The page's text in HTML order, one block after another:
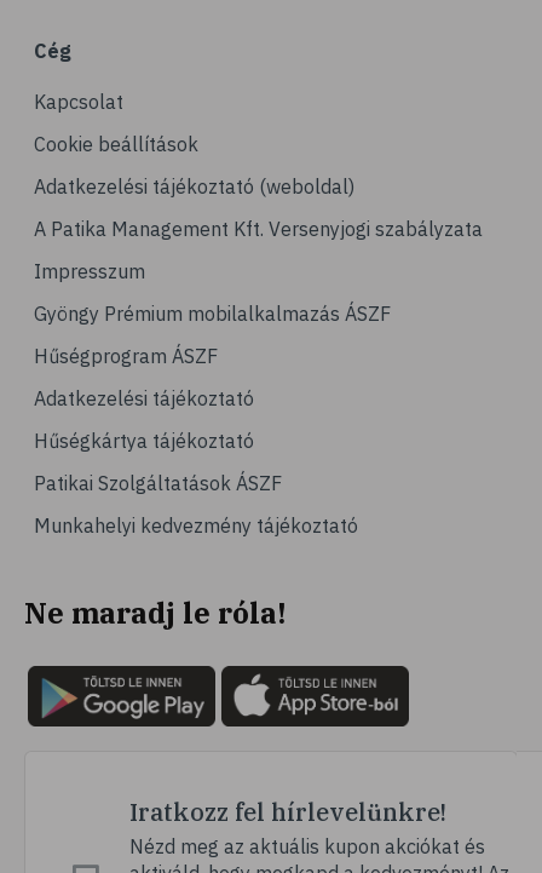
# edzés
# fizikai aktivitás
# gyorsgyaloglás
# relaxáció
# sportolás
# sípálya
# sífutás
# curling
# Egészség
# immunrendszer
# izomerősítés
# utazás
# nyaralás
# szúnyog
# szúnyogcsípés
Cég
Kapcsolat
Cookie beállítások
Adatkezelési tájékoztató (weboldal)
A Patika Management Kft. Versenyjogi szabályzata
Impresszum
Gyöngy Prémium mobilalkalmazás ÁSZF
Hűségprogram ÁSZF
Adatkezelési tájékoztató
Hűségkártya tájékoztató
Patikai Szolgáltatások ÁSZF
Munkahelyi kedvezmény tájékoztató
Ne maradj le róla!
Iratkozz fel hírlevelünkre!
Nézd meg az aktuális kupon akciókat és